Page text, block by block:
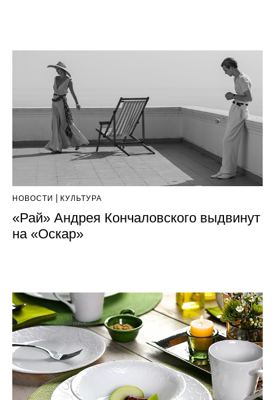
НОВОСТИ КУЛЬТУРА
«Рай» Андрея Кончаловского выдвинут
на «Оскар»